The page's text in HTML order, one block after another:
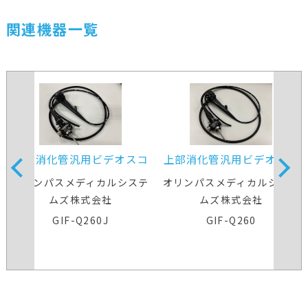
関連機器一覧
上部消化管汎用ビデオスコ
ープ
オリンパスメディカルシステ
ムズ株式会社
GIF-Q260J
上部消化管汎用ビデオスコ
ープ
オリンパスメディカルシステ
ムズ株式会社
GIF-Q260